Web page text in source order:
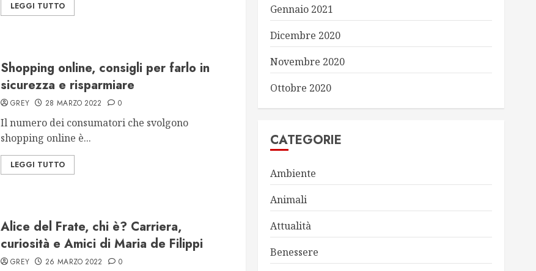
LEGGI TUTTO
Shopping online, consigli per farlo in
sicurezza e risparmiare
GREY 28 MARZO 2022 0
Il numero dei consumatori che svolgono
shopping online è...
LEGGI TUTTO
Alice del Frate, chi è? Carriera,
curiosità e Amici di Maria de Filippi
GREY 26 MARZO 2022 0
Gennaio 2021
Dicembre 2020
Novembre 2020
Ottobre 2020
CATEGORIE
Ambiente
Animali
Attualità
Benessere